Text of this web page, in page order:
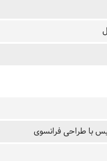
با طراحی فرانسوی